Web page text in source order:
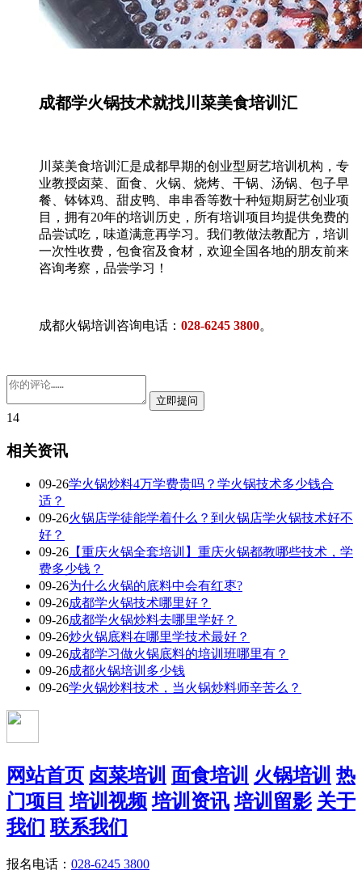
成都学火锅技术就找川菜美食培训汇
川菜美食培训汇是成都早期的创业型厨艺培训机构，专
业教授卤菜、面食、火锅、烧烤、干锅、汤锅、包子早
餐、钵钵鸡、甜皮鸭、串串香等数十种短期厨艺创业项
目，拥有20年的培训历史，所有培训项目均提供免费的
品尝试吃，味道满意再学习。我们教做法教配方，培训
一次性收费，包食宿及食材，欢迎全国各地的朋友前来
咨询考察，品尝学习！
成都火锅培训咨询电话： 028-6245 3800。
14
相关资讯
09-26学火锅炒料4万学费贵吗？学火锅技术多少钱合
适？
09-26火锅店学徒能学着什么？到火锅店学火锅技术好不
好？
09-26 【重庆火锅全套培训】重庆火锅都教哪些技术，学
费多少钱？
09-26为什么火锅的底料中会有红枣?
09-26成都学火锅技术哪里好？
09-26成都学火锅炒料去哪里学好？
09-26炒火锅底料在哪里学技术最好？
09-26成都学习做火锅底料的培训班哪里有？
09-26成都火锅培训多少钱
09-26学火锅炒料技术，当火锅炒料师辛苦么？
网站首页 卤菜培训 面食培训 火锅培训 热
门项目 培训视频 培训资讯 培训留影 关于
我们 联系我们
报名电话： 028-6245 3800